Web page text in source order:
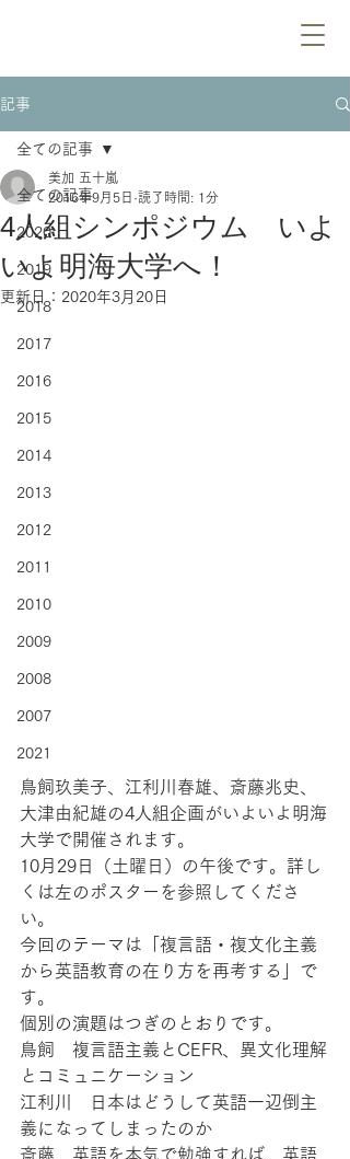
記事
全ての記事
2020
2019
2018
2017
2016
2015
2014
2013
2012
2011
2010
2009
2008
2007
2021
全ての記事
4人組シンポジウム いよ
いよ明海大学へ！
美加 五十嵐
2016年9月5日 読了時間: 1分
更新日： 2020年3月20日
鳥飼玖美子、江利川春雄、斎藤兆史、
大津由紀雄の4人組企画がいよいよ明海
大学で開催されます。
10月29日（土曜日）の午後です。詳し
くは左のポスターを参照してくださ
い。
今回のテーマは「複言語・複文化主義
から英語教育の在り方を再考する」で
す。
個別の演題はつぎのとおりです。
鳥飼　複言語主義とCEFR、異文化理解
とコミュニケーション
江利川　日本はどうして英語一辺倒主
義になってしまったのか
斎藤　英語を本気で勉強すれば、英語